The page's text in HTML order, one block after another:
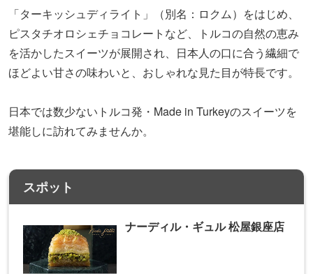
「ターキッシュディライト」（別名：ロクム）をはじめ、
ピスタチオロシェチョコレートなど、トルコの自然の恵み
を活かしたスイーツが展開され、日本人の口に合う繊細で
ほどよい甘さの味わいと、おしゃれな見た目が特長です。
日本では数少ないトルコ発・Made in Turkeyのスイーツを
堪能しに訪れてみませんか。
スポット
ナーディル・ギュル 松屋銀座店